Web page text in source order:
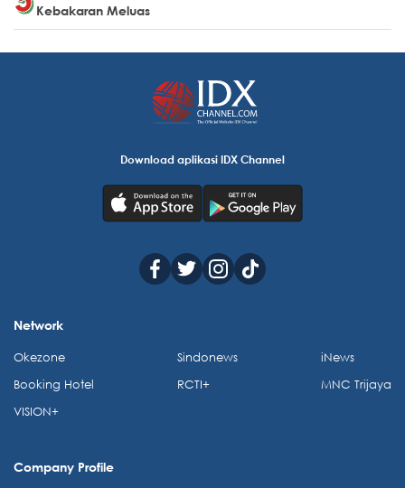
Kebakaran Meluas
Download aplikasi IDX Channel
Network
Okezone
Booking Hotel
VISION+
Sindonews
RCTI+
iNews
MNC Trijaya
Company Profile